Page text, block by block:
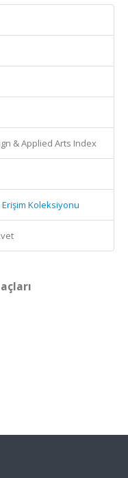
& Applied Arts Index
Erişim Koleksiyonu